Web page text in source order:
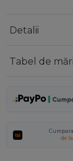
Detalii
Tabel de
de la